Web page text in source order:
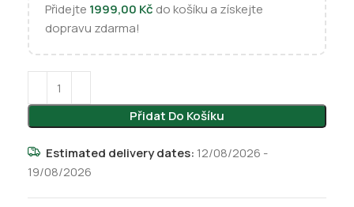
Přidejte 1999,00 Kč do košíku a získejte
dopravu zdarma!
Přidat Do Košíku
Estimated delivery dates: 12/08/2026 -
19/08/2026